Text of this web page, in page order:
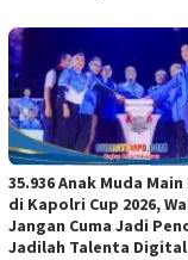
35.936 Anak Muda
di Kapolri Cup 2026,
Jangan Cuma Jadi
Jadilah Talenta Digital